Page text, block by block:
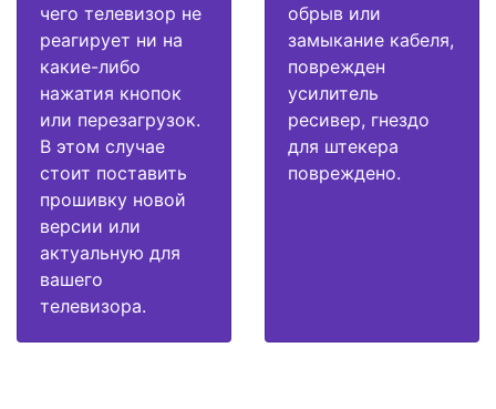
чего телевизор не
реагирует ни на
какие-либо
нажатия кнопок
или перезагрузок.
В этом случае
стоит поставить
прошивку новой
версии или
актуальную для
вашего
телевизора.
обрыв или
замыкание кабеля,
поврежден
усилитель
ресивер, гнездо
для штекера
повреждено.